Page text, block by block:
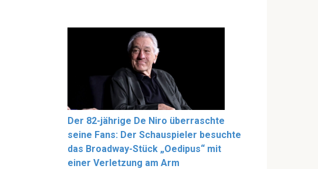
Der 82-jährige De Niro überraschte
seine Fans: Der Schauspieler besuchte
das Broadway-Stück „Oedipus“ mit
einer Verletzung am Arm